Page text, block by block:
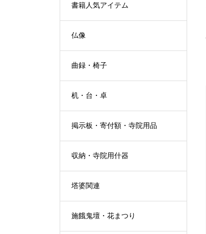
書籍人気アイテム
仏像
曲録・椅子
机・台・卓
掲示板・寄付額・寺院用品
収納・寺院用什器
塔婆関連
施餓鬼壇・花まつり